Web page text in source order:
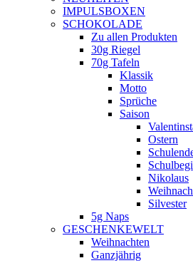
IMPULSBOXEN
SCHOKOLADE
Zu allen Produkten
30g Riegel
70g Tafeln
Klassik
Motto
Sprüche
Saison
Ostern
Nikolaus
Silvester
5g Naps
GESCHENKEWELT
Weihnachten
Ganzjährig